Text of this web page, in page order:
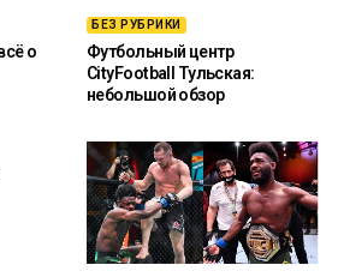
о
БЕЗ РУБРИКИ
Футбольный центр
CityFootball Тульская:
небольшой обзор